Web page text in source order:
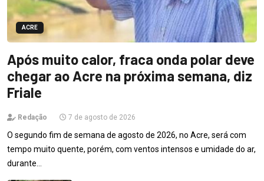
ACRE
Após muito calor, fraca onda polar deve
chegar ao Acre na próxima semana, diz
Friale
Redação 7 de agosto de 2026
O segundo fim de semana de agosto de 2026, no Acre, será com
tempo muito quente, porém, com ventos intensos e umidade do ar,
durante…